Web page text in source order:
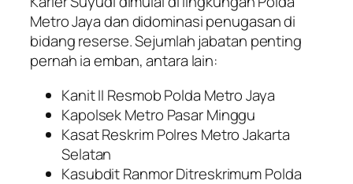
Metro Jaya dan didominasi penugasan di
bidang reserse. Sejumlah jabatan penting
pernah ia emban, antara lain:
Kanit II Resmob Polda Metro Jaya
Kapolsek Metro Pasar Minggu
Kasat Reskrim Polres Metro Jakarta
Selatan
Kasubdit Ranmor Ditreskrimum Polda